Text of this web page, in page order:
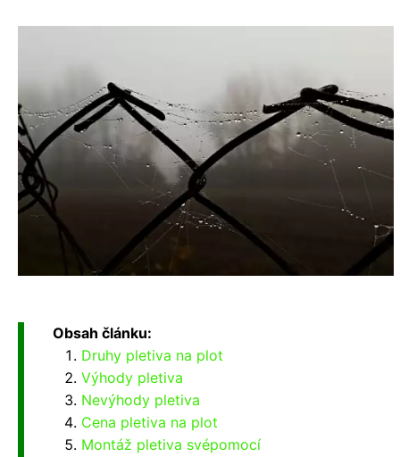
Obsah článku:
Druhy pletiva na plot
Výhody pletiva
Nevýhody pletiva
Cena pletiva na plot
Montáž pletiva svépomocí